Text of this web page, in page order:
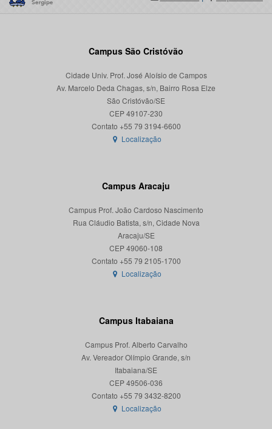
Campus São Cristóvão
Cidade Univ. Prof. José Aloísio de Campos
Av. Marcelo Deda Chagas, s/n, Bairro Rosa Elze
São Cristóvão/SE
CEP 49107-230
Localização
Campus Aracaju
Campus Prof. João Cardoso Nascimento
Rua Cláudio Batista, s/n, Cidade Nova
Aracaju/SE
CEP 49060-108
Localização
Campus Itabaiana
Campus Prof. Alberto Carvalho
Av. Vereador Olímpio Grande, s/n
Itabaiana/SE
CEP 49506-036
Localização